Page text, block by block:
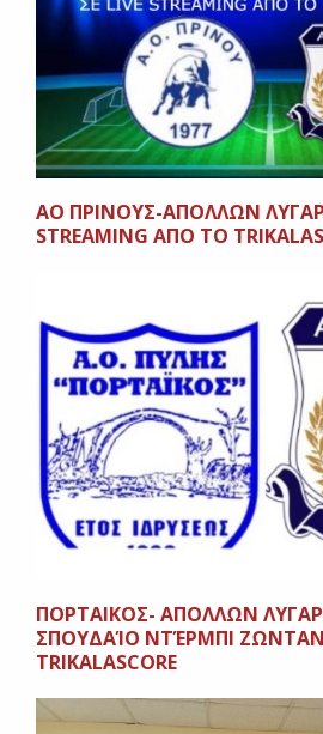
ΑΟ ΠΡΙΝΟΥΣ-ΑΠΟΛΛΩΝ
STREAMING AΠΟ ΤΟ
ΠΟΡΤΑΙΚΟΣ- ΑΠΟΛΛΩΝ
ΣΠΟΥΔΑΊΟ ΝΤΈΡΜΠΙ
TRIKALASCORE